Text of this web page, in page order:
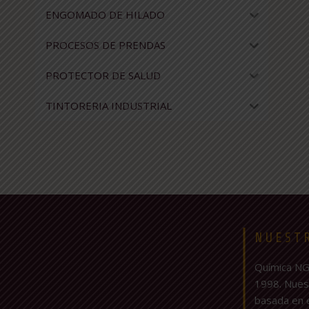
ENGOMADO DE HILADO
PROCESOS DE PRENDAS
PROTECTOR DE SALUD
TINTORERIA INDUSTRIAL
Química
1998.
basada en